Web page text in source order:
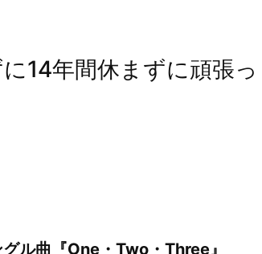
14年間休まずに頑張っ
ル曲『One・Two・Three』